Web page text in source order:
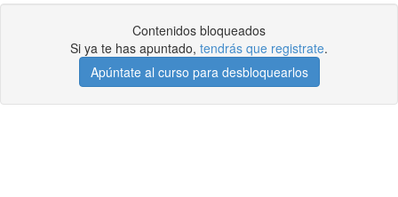
Contenidos bloqueados
Si ya te has apuntado, tendrás que registrate.
Apúntate al curso para desbloquearlos